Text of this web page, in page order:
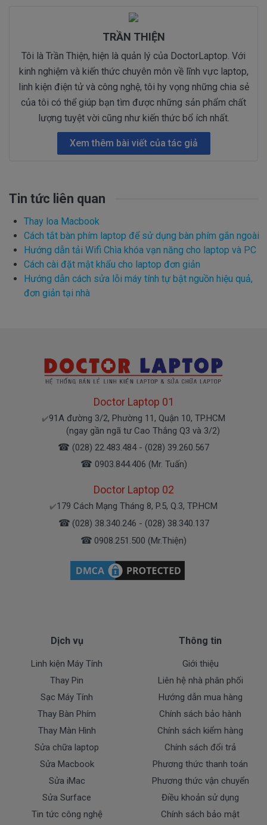
TRẦN THIỆN
Tôi là Trần Thiện, hiện là quản lý của DoctorLaptop. Với
kinh nghiệm và kiến thức chuyên môn về lĩnh vực laptop,
linh kiện điện tử và công nghệ, tôi hy vọng những chia sẻ
của tôi có thể giúp bạn tìm được những sản phẩm chất
lượng tuyệt vời cũng như kiến thức bổ ích nhất.
Xem thêm bài viết của tác giả
Tin tức liên quan
Thay loa Macbook
Cách tắt bàn phím laptop để sử dụng bàn phím gắn ngoài
Hướng dẫn tải Wifi Chìa khóa vạn năng cho laptop và PC
Cách cài đặt mật khẩu cho laptop đơn giản
Hướng dẫn cách sửa lỗi máy tính tự bật nguồn hiệu quả,
đơn giản tại nhà
Doctor Laptop 01
✔️91A đường 3/2, Phường 11, Quận 10, TP.HCM
(ngay gần ngã tư Cao Thắng Q3 và 3/2)
☎ (028) 22.483.484 - (028) 39.260.567
☎ 0903.844.406 (Mr. Tuấn)
Doctor Laptop 02
✔️179 Cách Mạng Tháng 8, P.5, Q.3, TP.HCM
☎ (028) 38.340.246 - (028) 38.340.137
☎ 0908.251.500 (Mr.Thiện)
Dịch vụ
Linh kiện Máy Tính
Thay Pin
Sạc Máy Tính
Thay Bàn Phím
Thay Màn Hình
Sửa chữa laptop
Sửa Macbook
Sửa iMac
Sửa Surface
Tin tức công nghệ
Thông tin
Giới thiệu
Liên hệ nhà phân phối
Hướng dẫn mua hàng
Chính sách bảo hành
Chính sách kiểm hàng
Chính sách đổi trả
Phương thức thanh toán
Phương thức vận chuyển
Điều khoản sử dụng
Chính sách bảo mật